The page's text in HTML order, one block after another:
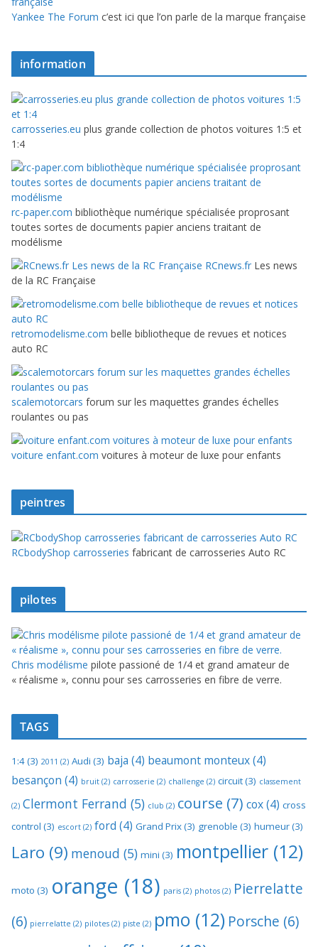
Yankee The Forum c’est ici que l’on parle de la marque française
information
carrosseries.eu plus grande collection de photos voitures 1:5 et
1:4
rc-paper.com bibliothèque numérique spécialisée proprosant
toutes sortes de documents papier anciens traitant de
modélisme
RCnews.fr Les news
de la RC Française
retromodelisme.com belle bibliotheque de revues et notices
auto RC
scalemotorcars forum sur les maquettes grandes échelles
roulantes ou pas
voiture enfant.com voitures à moteur de luxe pour enfants
peintres
RCbodyShop carrosseries fabricant de carrosseries Auto RC
pilotes
Chris modélisme pilote passioné de 1/4 et grand amateur de
« réalisme », connu pour ses carrosseries en fibre de verre.
TAGS
1:4(3) 2011 (2) Audi (3) baja (4) beaumont monteux(4)
besançon (4) bruit (2) carrosserie (2) challenge (2) circuit(3) classement
(2) Clermont Ferrand (5) club (2) course (7) cox(4) cross
control (3) escort (2) ford (4) Grand Prix(3) grenoble (3) humeur(3)
Laro (9) menoud (5) mini (3) montpellier (12)
moto (3) orange (18) paris (2) photos (2) Pierrelatte
(6) pierrelatte (2) pilotes (2) piste (2) pmo (12) Porsche (6)